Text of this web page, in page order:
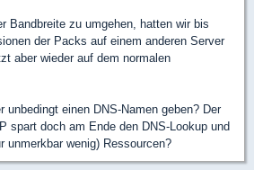
Bandbreite zu umgehen, hatten wir bis
der Packs auf einem anderen Server
aber wieder auf dem normalen
unbedingt einen DNS-Namen geben? Der
spart doch am Ende den DNS-Lookup und
unmerkbar wenig) Ressourcen?